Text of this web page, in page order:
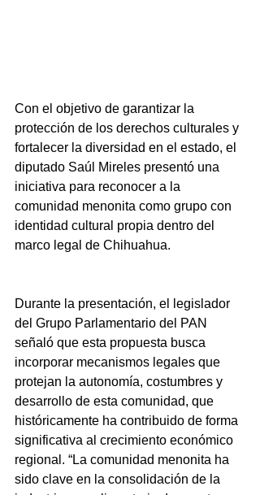
Con el objetivo de garantizar la
protección de los derechos culturales y
fortalecer la diversidad en el estado, el
diputado Saúl Mireles presentó una
iniciativa para reconocer a la
comunidad menonita como grupo con
identidad cultural propia dentro del
marco legal de Chihuahua.
Durante la presentación, el legislador
del Grupo Parlamentario del PAN
señaló que esta propuesta busca
incorporar mecanismos legales que
protejan la autonomía, costumbres y
desarrollo de esta comunidad, que
históricamente ha contribuido de forma
significativa al crecimiento económico
regional. “La comunidad menonita ha
sido clave en la consolidación de la